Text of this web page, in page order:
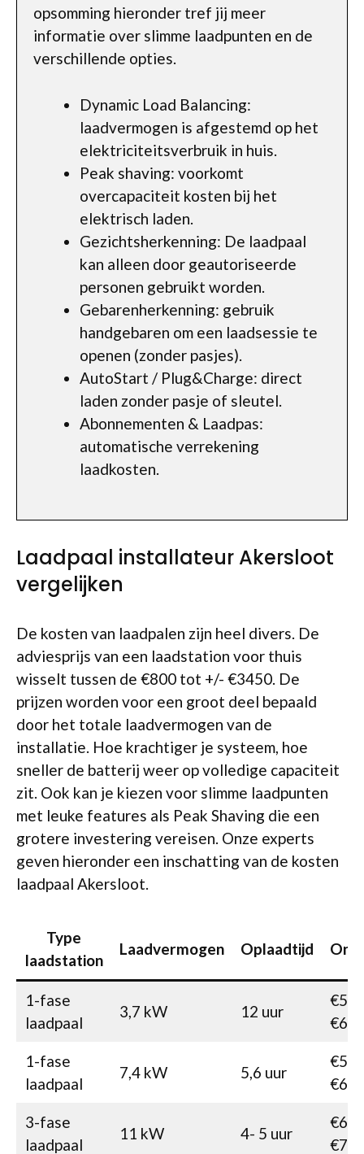
opsomming hieronder tref jij meer
informatie over slimme laadpunten en de
verschillende opties.
Dynamic Load Balancing:
laadvermogen is afgestemd op het
elektriciteitsverbruik in huis.
Peak shaving: voorkomt
overcapaciteit kosten bij het
elektrisch laden.
Gezichtsherkenning: De laadpaal
kan alleen door geautoriseerde
personen gebruikt worden.
Gebarenherkenning: gebruik
handgebaren om een laadsessie te
openen (zonder pasjes).
AutoStart / Plug&Charge: direct
laden zonder pasje of sleutel.
Abonnementen & Laadpas:
automatische verrekening
laadkosten.
Laadpaal installateur Akersloot
vergelijken
De kosten van laadpalen zijn heel divers. De
adviesprijs van een laadstation voor thuis
wisselt tussen de €800 tot +/- €3450. De
prijzen worden voor een groot deel bepaald
door het totale laadvermogen van de
installatie. Hoe krachtiger je systeem, hoe
sneller de batterij weer op volledige capaciteit
zit. Ook kan je kiezen voor slimme laadpunten
met leuke features als Peak Shaving die een
grotere investering vereisen. Onze experts
geven hieronder een inschatting van de kosten
laadpaal Akersloot.
Type
laadstation
Laadvermogen Oplaadtijd
1-fase
laadpaal
3,7 kW 12 uur
1-fase
laadpaal
7,4 kW 5,6 uur
3-fase
laadpaal
11 kW 4- 5 uur